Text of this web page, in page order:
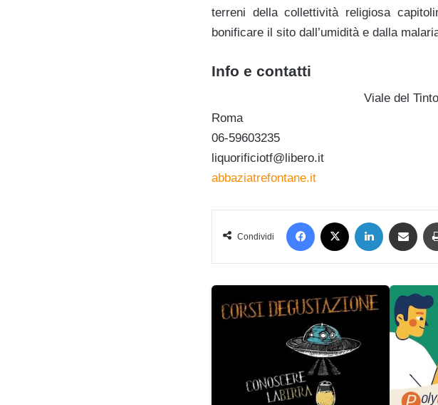
terreni della collettività religiosa
bonificare il sito dall’umidità e dalla
Info e contatti
Viale del
Roma
06-59603235
liquorificiotf@libero.it
abbaziatrefontane.it
Condividi
Facebook LinkedIn Condividi via mail